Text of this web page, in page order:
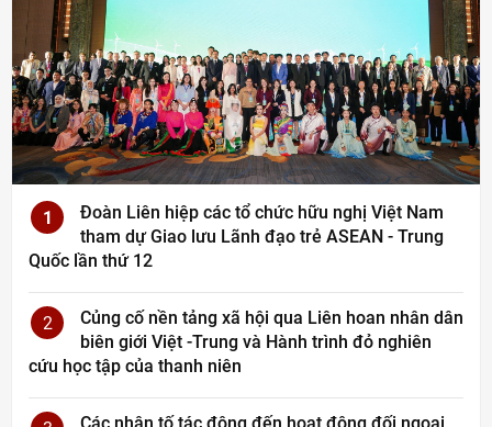
1
Đoàn Liên hiệp các tổ chức hữu nghị Việt Nam
tham dự Giao lưu Lãnh đạo trẻ ASEAN - Trung
Quốc lần thứ 12
2
Củng cố nền tảng xã hội qua Liên hoan nhân dân
biên giới Việt -Trung và Hành trình đỏ nghiên
cứu học tập của thanh niên